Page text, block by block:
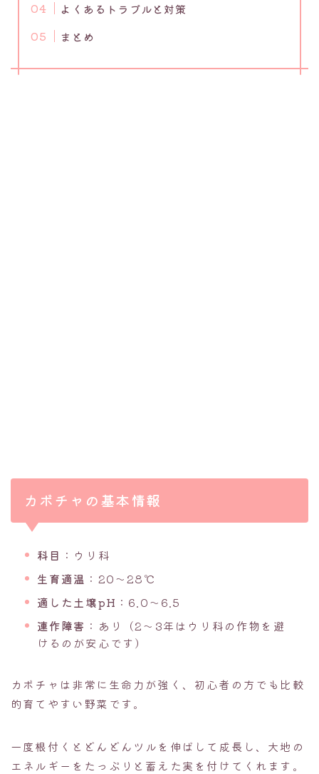
よくあるトラブルと対策
まとめ
カボチャの基本情報
科目 ：ウリ科
生育適温 ：20〜28℃
適した土壌pH ：6.0〜6.5
連作障害 ：あり（2〜3年はウリ科の作物を避
けるのが安心です）
カボチャは非常に生命力が強く、初心者の方でも比較
的育てやすい野菜です。
一度根付くとどんどんツルを伸ばして成長し、大地の
エネルギーをたっぷりと蓄えた実を付けてくれます。